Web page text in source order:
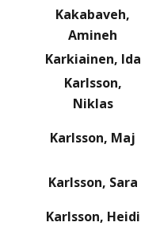
Kakabaveh,
Amineh
Karkiainen, Ida
Karlsson,
Niklas
Karlsson, Maj
Karlsson, Sara
Karlsson, Heidi